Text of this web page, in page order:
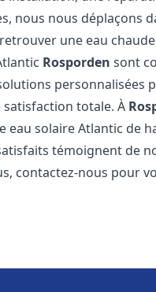
nous nous déplaçons
une eau
Rosporden sont
personnalisées
totale. À
eau solaire Atlantic de
témoignent de
contactez-nous pour